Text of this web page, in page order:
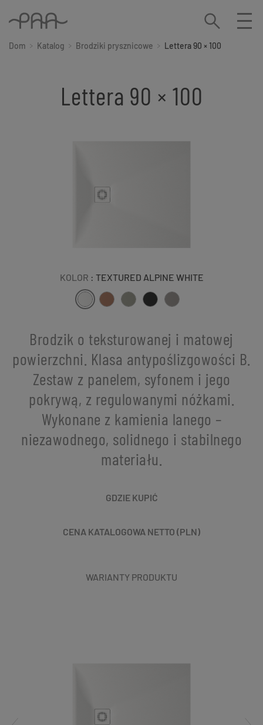
Dom Katalog Brodziki prysznicowe Lettera 90 × 100
Lettera 90 × 100
KOLOR : TEXTURED ALPINE WHITE
Brodzik o teksturowanej i matowej
powierzchni. Klasa antypoślizgowości B.
Zestaw z panelem, syfonem i jego
pokrywą, z regulowanymi nóżkami.
Wykonane z kamienia lanego –
niezawodnego, solidnego i stabilnego
materiału.
GDZIE KUPIĆ
CENA KATALOGOWA NETTO (PLN)
WARIANTY PRODUKTU